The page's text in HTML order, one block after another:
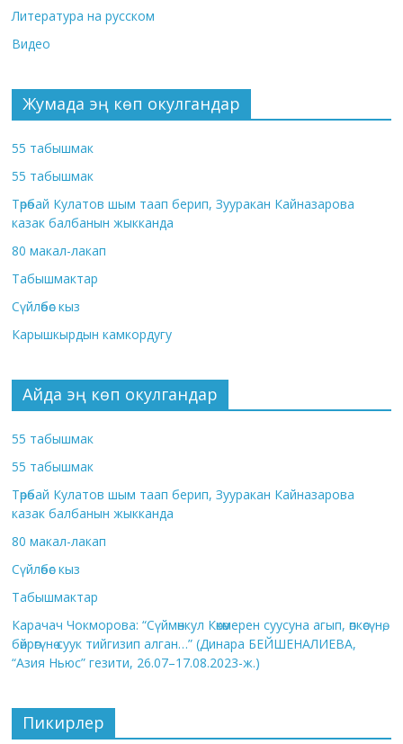
Литература на русском
Видео
Жумада эң көп окулгандар
55 табышмак
55 табышмак
Төрөбай Кулатов шым таап берип, Зууракан Кайназарова
казак балбанын жыкканда
80 макал-лакап
Табышмактар
Сүйлөбөс кыз
Карышкырдын камкордугу
Айда эң көп окулгандар
55 табышмак
55 табышмак
Төрөбай Кулатов шым таап берип, Зууракан Кайназарова
казак балбанын жыкканда
80 макал-лакап
Сүйлөбөс кыз
Табышмактар
Карачач Чокморова: “Сүймөнкул Көкөмерен суусуна агып, өпкөсүнө,
бөйрөгүнө суук тийгизип алган…” (Динара БЕЙШЕНАЛИЕВА,
“Азия Ньюс” гезити, 26.07–17.08.2023-ж.)
Пикирлер